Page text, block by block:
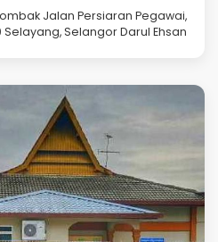
Jalan Persiaran Pegawai,
Selayang, Selangor Darul Ehsan